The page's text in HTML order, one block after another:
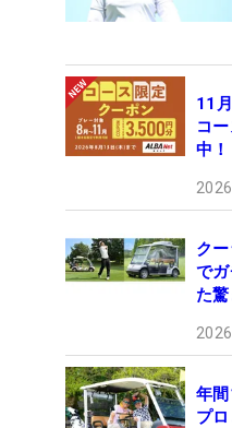
11
コ
中！
ク
で
た
年
プ